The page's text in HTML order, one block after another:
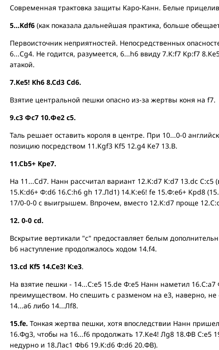
Современная трактовка защиты Каро-Канн. Белые
5...Kdf6 (как показала дальнейшая практика, больше
Первоисточник неприятностей. Непосредственных
6...Cg4. Не годится, разумеется, 6...h6 ввиду 7.K:f7 Kp:f7
атакой.
7.Ke5! Kh6 8.Cd3 Cd6.
Взятие центральной пешки опасно из-за жертвы коня на f7.
9.с3 Фс7 10.Фe2 c5.
Таль решает оставить короля в центре. При 10...0-0
позицию посредством 11.Kgf3 Kf5 12.g4 Ke7 13.B.
11.Cb5+ Kpe7.
На 11...Cd7. Нанн рассчитал вариант 12.K:d7 K:d7 13.dc
15.K:d6+ Ф:d6 16.C:h6 gh 17.Лd1) 14.K:e6! fe 15.Ф:e6+ Kpd8
17/0-0-0 c выигрышем. Впрочем, вместо 12.K:d7 проще
12. 0-0 cd.
Вскрытие вертикали "с" предоставляет белым
b6 наступление продолжалось ходом 14.f4.
13.cd Kf5 14.Ce3! K:e3.
На взятие пешки - 14...C:e5 15.de Ф:e5 Нанн наметил 16.C:a7
преимуществом. Но спешить с разменом на е3, наверно, не
14...а6 либо 14...Лf8.
15.fe. Тонкая жертва пешки, хотя впоследствии Нанн
16.Фg3, чтобы на 16...f6 продолжать 17.Ke4! Лg8 18.ФB C:e5
недурно и 18.Лас1 Фb6 19.K:d6 Ф:d6 20.ФB).